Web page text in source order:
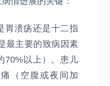
胃溃疡还是十二指
最主要的致病因素
70%以上）。患儿
（空腹或夜间加